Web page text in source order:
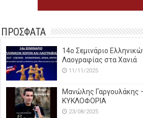
ΠΡΟΣΦΑΤΑ
14o Σεμινάριο
Λαογραφίας στα Χανιά
11/11/2025
Μανώλης Γαργουλάκης
ΚΥΚΛΟΦΟΡΙΑ
23/08/2025